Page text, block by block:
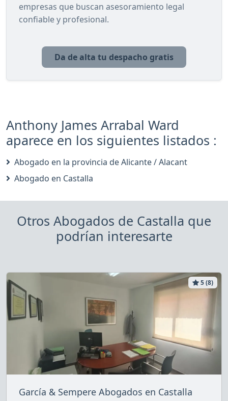
empresas que buscan asesoramiento legal
confiable y profesional.
Da de alta tu despacho gratis
Anthony James Arrabal Ward
aparece en los siguientes listados :
Abogado en la provincia de Alicante / Alacant
Abogado en Castalla
Otros Abogados de Castalla que
podrían interesarte
5 (8)
García & Sempere Abogados en Castalla